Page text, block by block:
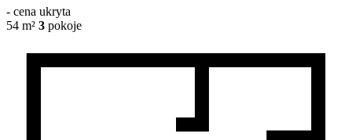
- cena ukryta
54 m² 3 pokoje